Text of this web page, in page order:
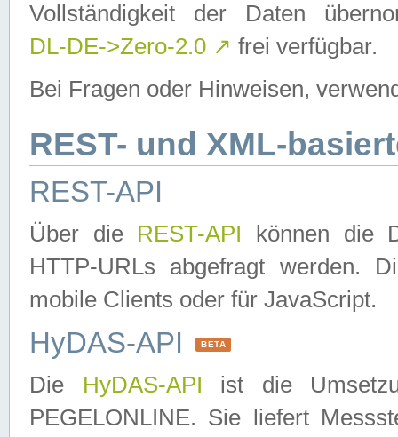
Vollständigkeit der Daten
DL-DE->Zero-2.0 ↗ frei verfügbar.
Bei Fragen oder Hinweisen,
REST- und XML-
REST-API
Über die REST-API können die
HTTP-URLs abgefragt werden.
mobile Clients oder für JavaScript.
HyDAS-API BETA
Die HyDAS-API ist die
PEGELONLINE. Sie liefert